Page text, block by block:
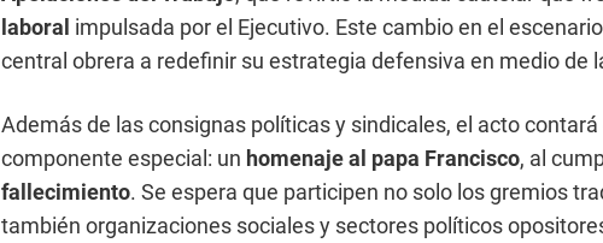
laboral impulsada por el Ejecutivo. Este cambio en el
central obrera a redefinir su estrategia defensiva en medio de
Además de las consignas políticas y sindicales, el acto contará
componente especial: un homenaje al papa Francisco, al
fallecimiento. Se espera que participen no solo los gremios
también organizaciones sociales y sectores políticos